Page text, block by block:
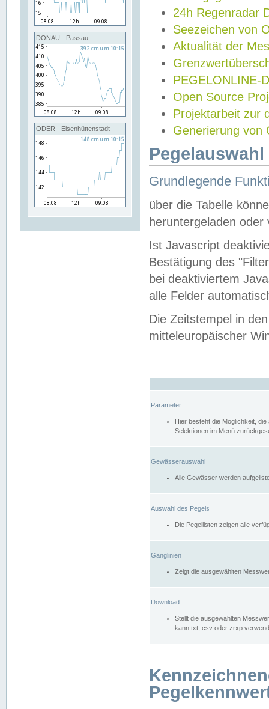
DONAU - Passau
ODER - Eisenhüttenstadt
24h Regenradar
Seezeichen von
Aktualität der
PEGELONLINE-
Open Source
Projektarbeit zur
Generierung von
Grundlegende
über die Tabelle
heruntergeladen oder
Ist Javascript
Bestätigung des
bei deaktiviertem
alle Felder
Die Zeitstempel in
mitteleuropäischer
Parameter
Hier besteht die Möglichkeit,
Selektionen im Menü
Gewässerauswahl
Alle Gewässer werden
Auswahl des Pegels
Die Pegellisten zeigen alle
Ganglinien
Zeigt die ausgewählten
Download
Stellt die ausgewählten
kann txt, csv oder zrxp